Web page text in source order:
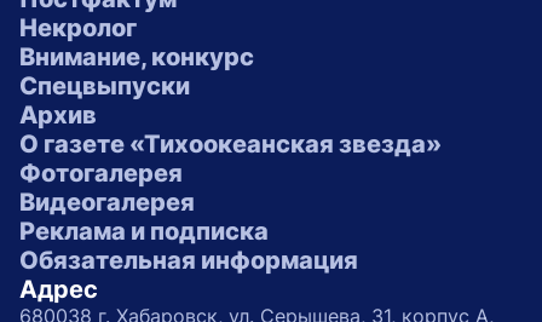
Некролог
Внимание, конкурс
Спецвыпуски
Архив
О газете «Тихоокеанская звезда»
Фотогалерея
Видеогалерея
Реклама и подписка
Обязательная информация
Адрес
680038 г. Хабаровск, ул. Серышева, 31, корпус А,